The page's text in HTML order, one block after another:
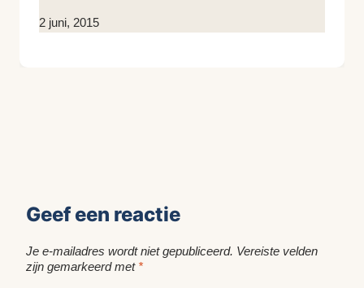
Door
2 juni, 2015
Geef een reactie
Je e-mailadres wordt niet gepubliceerd. Vereiste velden
zijn gemarkeerd met *